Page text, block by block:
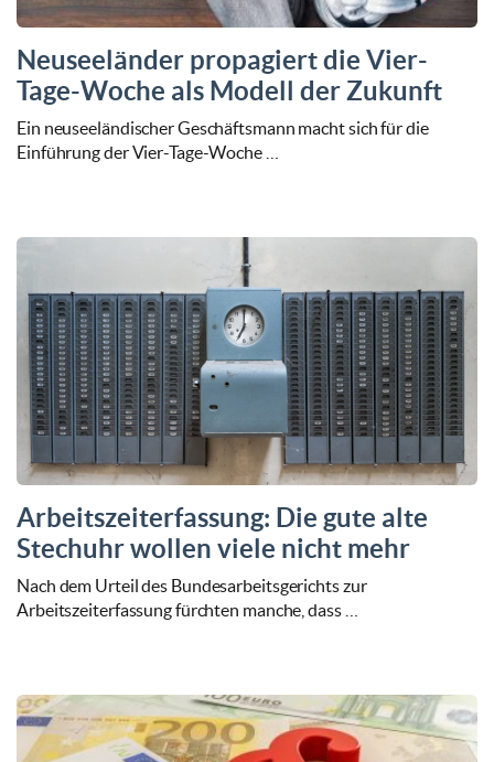
Neuseeländer propagiert die Vier-
Tage-Woche als Modell der Zukunft
Ein neuseeländischer Geschäftsmann macht sich für die
Einführung der Vier-Tage-Woche …
Arbeitszeiterfassung: Die gute alte
Stechuhr wollen viele nicht mehr
Nach dem Urteil des Bundesarbeitsgerichts zur
Arbeitszeiterfassung fürchten manche, dass …